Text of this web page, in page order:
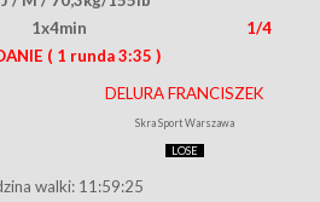
1x4min
1/4
( 1 runda 3:35 )
DELURA FRANCISZEK
Skra Sport Warszawa
LOSE
walki: 11:59:25